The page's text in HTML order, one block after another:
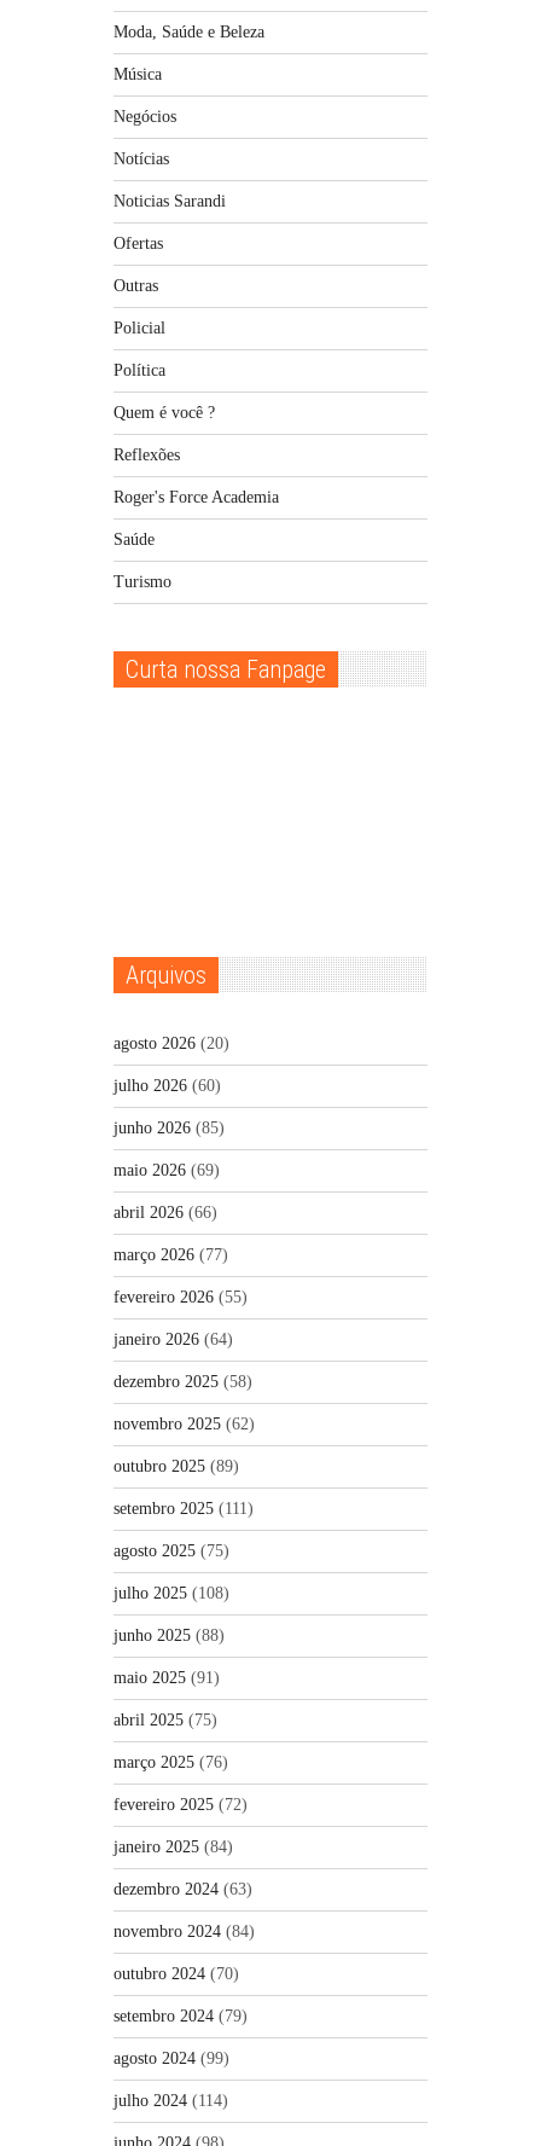
Moda, Saúde e Beleza
Música
Negócios
Notícias
Noticias Sarandi
Ofertas
Outras
Policial
Política
Quem é você ?
Reflexões
Roger's Force Academia
Saúde
Turismo
Curta nossa Fanpage
Arquivos
agosto 2026 (20)
julho 2026 (60)
junho 2026 (85)
maio 2026 (69)
abril 2026 (66)
março 2026 (77)
fevereiro 2026 (55)
janeiro 2026 (64)
dezembro 2025 (58)
novembro 2025 (62)
outubro 2025 (89)
setembro 2025 (111)
agosto 2025 (75)
julho 2025 (108)
junho 2025 (88)
maio 2025 (91)
abril 2025 (75)
março 2025 (76)
fevereiro 2025 (72)
janeiro 2025 (84)
dezembro 2024 (63)
novembro 2024 (84)
outubro 2024 (70)
setembro 2024 (79)
agosto 2024 (99)
julho 2024 (114)